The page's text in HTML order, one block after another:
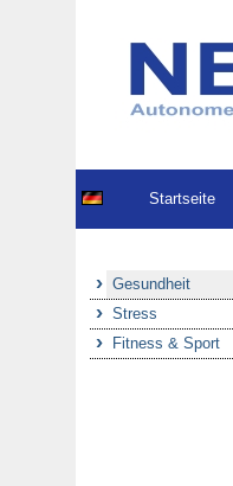
Startseite
Gesundheit
Stress
Fitness & Sport